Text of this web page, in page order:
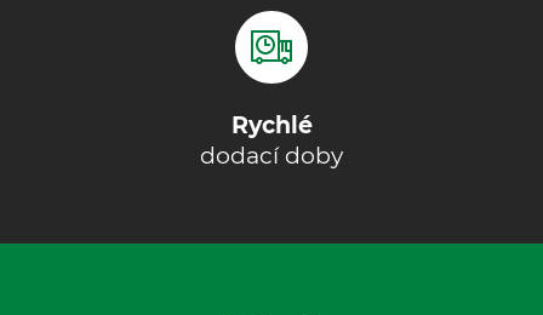
Rychlé
dodací doby